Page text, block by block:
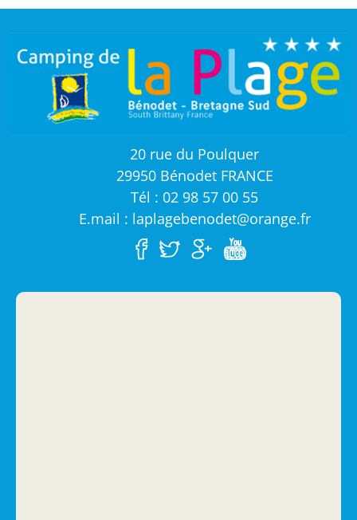
20 rue du Poulquer
29950 Bénodet FRANCE
Tél : 02 98 57 00 55
E.mail : laplagebenodet@orange.fr